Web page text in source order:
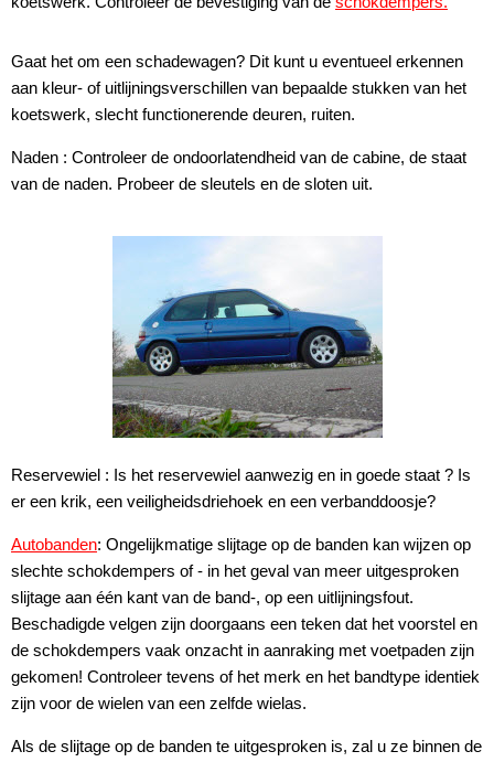
Gaat het om een schadewagen? Dit kunt u eventueel erkennen
aan kleur- of uitlijningsverschillen van bepaalde stukken van het
koetswerk, slecht functionerende deuren, ruiten.
Naden : Controleer de ondoorlatendheid van de cabine, de staat
van de naden. Probeer de sleutels en de sloten uit.
Reservewiel : Is het reservewiel aanwezig en in goede staat ? Is
er een krik, een veiligheidsdriehoek en een verbanddoosje?
Autobanden: Ongelijkmatige slijtage op de banden kan wijzen op
slechte schokdempers of - in het geval van meer uitgesproken
slijtage aan één kant van de band-, op een uitlijningsfout.
Beschadigde velgen zijn doorgaans een teken dat het voorstel en
de schokdempers vaak onzacht in aanraking met voetpaden zijn
gekomen! Controleer tevens of het merk en het bandtype identiek
zijn voor de wielen van een zelfde wielas.
Als de slijtage op de banden te uitgesproken is, zal u ze binnen de